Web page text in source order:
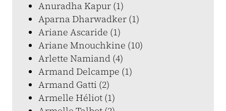
Anuradha Kapur (1)
Aparna Dharwadker (1)
Ariane Ascaride (1)
Ariane Mnouchkine (10)
Arlette Namiand (4)
Armand Delcampe (1)
Armand Gatti (2)
Armelle Héliot (1)